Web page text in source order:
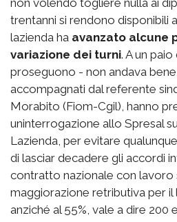
trentanni si rendono disponibili
lazienda ha avanzato alcune
variazione dei turni. A un
proseguono - non andava bene
accompagnati dal referente
Morabito (Fiom-Cgil), hanno
uninterrogazione allo Spresal
Lazienda, per evitare
di lasciar decadere gli accordi
contratto nazionale con lavoro
maggiorazione retributiva per
anziché al 55%, vale a dire 200